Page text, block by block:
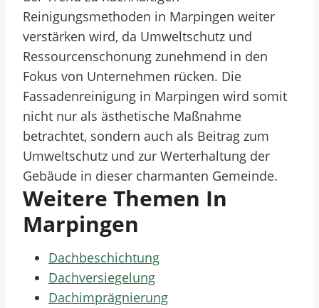
Reinigungsmethoden in Marpingen weiter
verstärken wird, da Umweltschutz und
Ressourcenschonung zunehmend in den
Fokus von Unternehmen rücken. Die
Fassadenreinigung in Marpingen wird somit
nicht nur als ästhetische Maßnahme
betrachtet, sondern auch als Beitrag zum
Umweltschutz und zur Werterhaltung der
Gebäude in dieser charmanten Gemeinde.
Weitere Themen In
Marpingen
Dachbeschichtung
Dachversiegelung
Dachimprägnierung